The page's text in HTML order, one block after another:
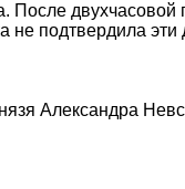
После двухчасовой
не подтвердила
Александра